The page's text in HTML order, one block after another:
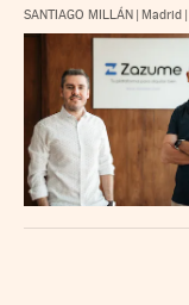
SANTIAGO MILLÁN | Madrid |